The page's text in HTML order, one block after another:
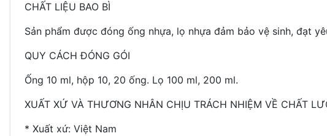
CHẤT LIỆU BAO BÌ
Sản phẩm được đóng ống nhựa, lọ nhựa đảm bảo vệ sinh, đạt
QUY CÁCH ĐÓNG GÓI
Ống 10 ml, hộp 10, 20 ống. Lọ 100 ml, 200 ml.
XUẤT XỨ VÀ THƯƠNG NHÂN CHỊU TRÁCH NHIỆM VỀ CHẤT
* Xuất xứ: Việt Nam